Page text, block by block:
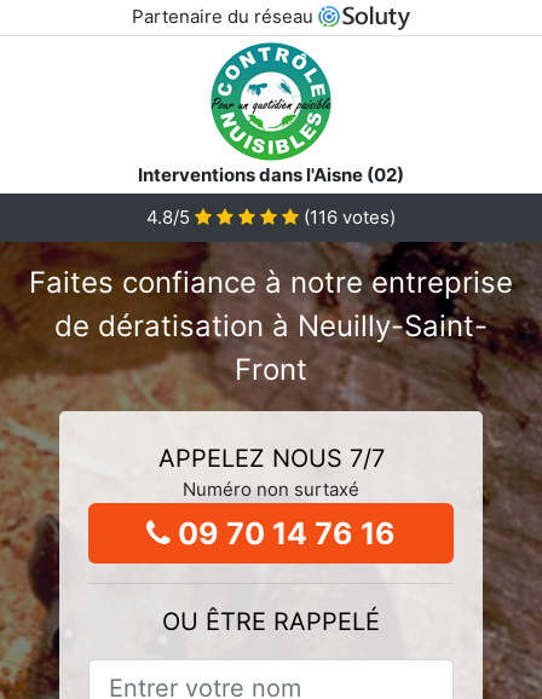
Partenaire du réseau
Interventions dans l'Aisne (02)
4.8/5
(116 votes)
Faites confiance à notre entreprise
de dératisation à Neuilly-Saint-
Front
APPELEZ NOUS 7/7
Numéro non surtaxé
09 70 14 76 16
OU ÊTRE RAPPELÉ